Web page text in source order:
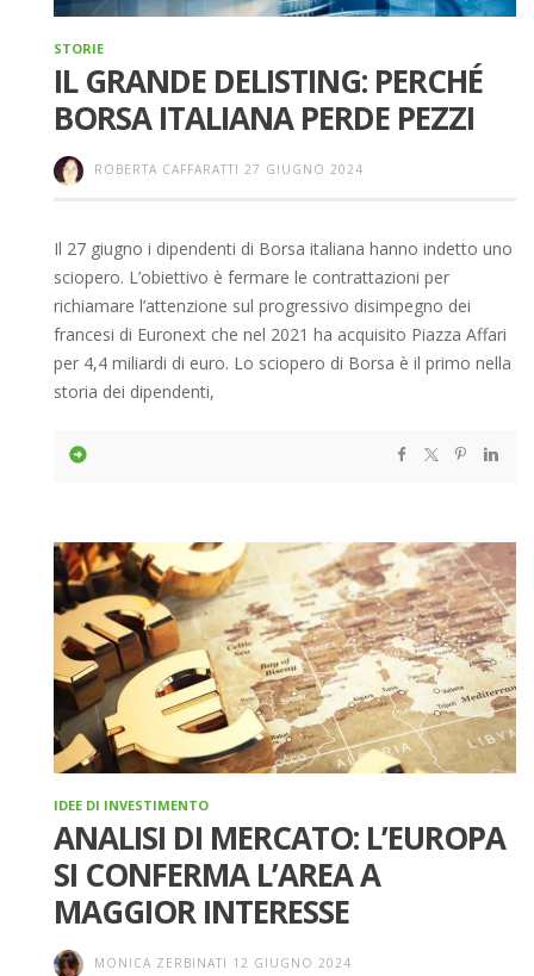
STORIE
IL GRANDE DELISTING: PERCHÉ
BORSA ITALIANA PERDE PEZZI
ROBERTA CAFFARATTI 27 GIUGNO 2024
Il 27 giugno i dipendenti di Borsa italiana hanno indetto uno
sciopero. L’obiettivo è fermare le contrattazioni per
richiamare l’attenzione sul progressivo disimpegno dei
francesi di Euronext che nel 2021 ha acquisito Piazza Affari
per 4,4 miliardi di euro. Lo sciopero di Borsa è il primo nella
storia dei dipendenti,
IDEE DI INVESTIMENTO
ANALISI DI MERCATO: L’EUROPA
SI CONFERMA L’AREA A
MAGGIOR INTERESSE
MONICA ZERBINATI 12 GIUGNO 2024